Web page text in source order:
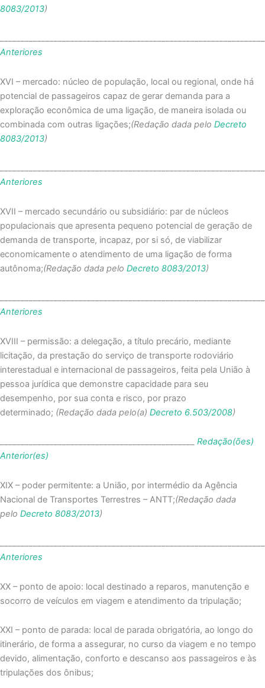
8083/2013)
Anteriores
XVI – mercado: núcleo de população, local ou regional, onde há
potencial de passageiros capaz de gerar demanda para a
exploração econômica de uma ligação, de maneira isolada ou
combinada com outras ligações;(Redação dada pelo Decreto
8083/2013)
Anteriores
XVII – mercado secundário ou subsidiário: par de núcleos
populacionais que apresenta pequeno potencial de geração de
demanda de transporte, incapaz, por si só, de viabilizar
economicamente o atendimento de uma ligação de forma
autônoma;(Redação dada pelo Decreto 8083/2013)
Anteriores
XVIII – permissão: a delegação, a título precário, mediante
licitação, da prestação do serviço de transporte rodoviário
interestadual e internacional de passageiros, feita pela União à
pessoa jurídica que demonstre capacidade para seu
desempenho, por sua conta e risco, por prazo
determinado; (Redação dada pelo(a) Decreto 6.503/2008)
Redação(ões)
Anterior(es)
XIX – poder permitente: a União, por intermédio da Agência
Nacional de Transportes Terrestres – ANTT;(Redação dada
pelo Decreto 8083/2013)
Anteriores
XX – ponto de apoio: local destinado a reparos, manutenção e
socorro de veículos em viagem e atendimento da tripulação;
XXI – ponto de parada: local de parada obrigatória, ao longo do
itinerário, de forma a assegurar, no curso da viagem e no tempo
devido, alimentação, conforto e descanso aos passageiros e às
tripulações dos ônibus;